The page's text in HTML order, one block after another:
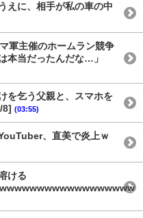
えに、相手が私の車の中
軍主催のホームラン競争
本当だったんだな…」
を乞う父親と、スマホを
8] (03:55)
、直美で炎上ｗ
ける